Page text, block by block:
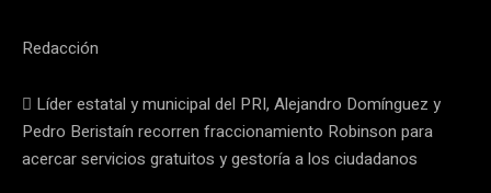
Redacción
 Líder estatal y municipal del PRI, Alejandro Domínguez y
Pedro Beristaín recorren fraccionamiento Robinson para
acercar servicios gratuitos y gestoría a los ciudadanos